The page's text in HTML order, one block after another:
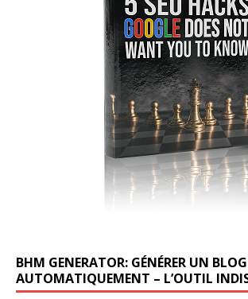
BHM GENERATOR: GÉNÉRER UN BLOG
AUTOMATIQUEMENT – L’OUTIL